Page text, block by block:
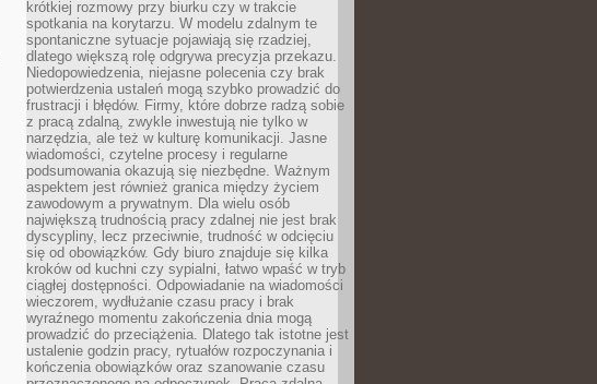
krótkiej rozmowy przy biurku czy w trakcie
spotkania na korytarzu. W modelu zdalnym te
spontaniczne sytuacje pojawiają się rzadziej,
dlatego większą rolę odgrywa precyzja przekazu.
Niedopowiedzenia, niejasne polecenia czy brak
potwierdzenia ustaleń mogą szybko prowadzić do
frustracji i błędów. Firmy, które dobrze radzą sobie
z pracą zdalną, zwykle inwestują nie tylko w
narzędzia, ale też w kulturę komunikacji. Jasne
wiadomości, czytelne procesy i regularne
podsumowania okazują się niezbędne. Ważnym
aspektem jest również granica między życiem
zawodowym a prywatnym. Dla wielu osób
największą trudnością pracy zdalnej nie jest brak
dyscypliny, lecz przeciwnie, trudność w odcięciu
się od obowiązków. Gdy biuro znajduje się kilka
kroków od kuchni czy sypialni, łatwo wpaść w tryb
ciągłej dostępności. Odpowiadanie na wiadomości
wieczorem, wydłużanie czasu pracy i brak
wyraźnego momentu zakończenia dnia mogą
prowadzić do przeciążenia. Dlatego tak istotne jest
ustalenie godzin pracy, rytuałów rozpoczynania i
kończenia obowiązków oraz szanowanie czasu